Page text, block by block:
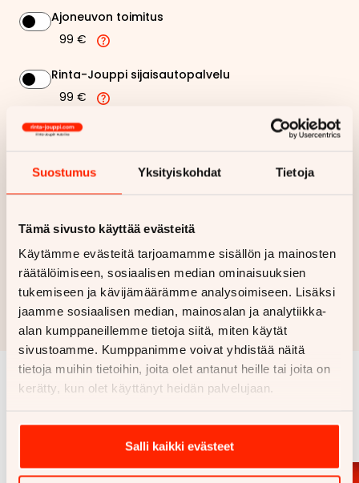
Suostumus Yksityiskohdat Tietoja
Tämä sivusto käyttää evästeitä
Käytämme evästeitä tarjoamamme sisällön ja mainosten
räätälöimiseen, sosiaalisen median ominaisuuksien
tukemiseen ja kävijämäärämme analysoimiseen. Lisäksi
jaamme sosiaalisen median, mainosalan ja analytiikka-
alan kumppaneillemme tietoja siitä, miten käytät
sivustoamme. Kumppanimme voivat yhdistää näitä
tietoja muihin tietoihin, joita olet antanut heille tai joita on
kerätty, kun olet käyttänyt heidän palvelujaan.
Salli kaikki evästeet
Ajoneuvon toimitus
99 €
Rinta-Jouppi sijaisautopalvelu
99 €
Näytähintaerittely
Haluan myös tarjouksen vakuutuksesta
Hae rahoitustarjous
Rahoituslaskelma on suuntaa antava ja edellyttää hyväksytyn
luottopäätöksen ja kaskovakuutuksen.
Samankaltaisia ajoneuvoja
Katso kaikki
Korko